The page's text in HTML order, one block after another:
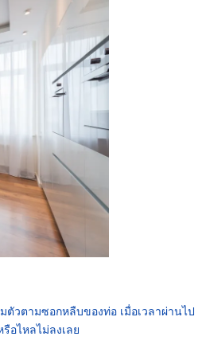
ตัวตามซอกหลืบของท่อ เมื่อเวลาผ่านไป
อไหลไม่ลงเลย